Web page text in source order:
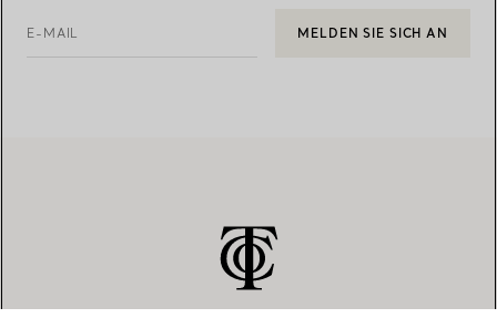
E-MAIL MELDEN SIE SICH AN